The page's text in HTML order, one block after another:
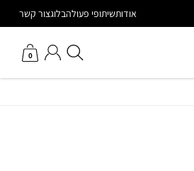
אודותשיתופי פעולהבלוגצור קשר
0
החשבון שלי חיפוש באתר